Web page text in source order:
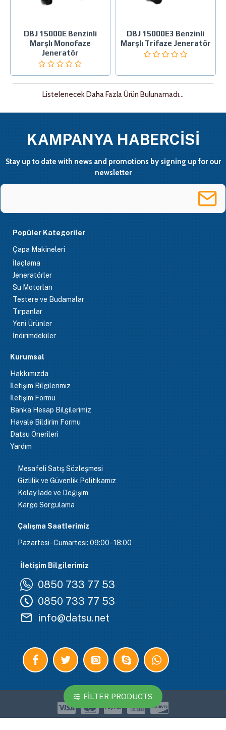
DBJ 15000E Benzinli
Marşlı Monofaze
Jeneratör
DBJ 15000E3 Benzinli
Marşlı Trifaze Jeneratör
Listelenecek Daha Fazla Ürün Bulunamadı...
KAMPANYA HABERCİSİ
Stay up to date with news and promotions by signing up for our
newsletter
Popüler Kategoriler
Çapa Makineleri
İlaçlama
Jeneratörler
Su Motorları
Testere ve Budamalar
Tırpanlar
Yeni Ürünler
İndirimdekiler
Kurumsal
Hakkımızda
İletişim Bilgilerimiz
İletişim Formu
Banka Hesap Bilgilerimiz
Havale Bildirim Formu
Datsu Önerileri
Yardım
Mesafeli Satış Sözleşmesi
Gizlilik ve Güvenlik Politikamız
Kolay İade ve Değişim
Kargo Sorgulama
Çalışma Saatlerimiz
Pazartesi - Cumartesi: 09:00 - 18:00
İletişim Bilgilerimiz
0850 733 77 53
0850 733 77 53
info@datsu.net
FILTER PRODUCTS